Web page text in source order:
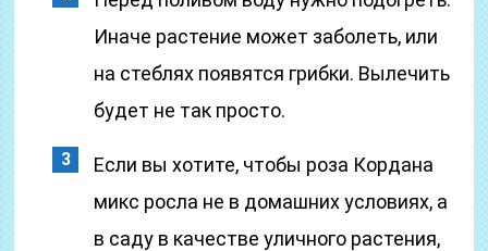
Иначе растение может заболеть, или
на стеблях появятся грибки. Вылечить
будет не так просто.
Если вы хотите, чтобы роза Кордана
микс росла не в домашних условиях, а
в саду в качестве уличного растения,